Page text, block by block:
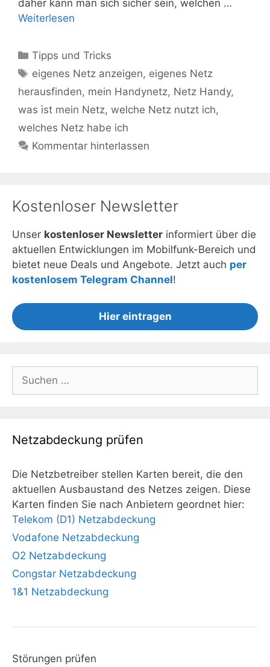
daher kann man sich sicher sein, welchen …
Weiterlesen
Kategorien
Tipps und Tricks
Schlagwörter
eigenes Netz anzeigen, eigenes Netz
herausfinden, mein Handynetz, Netz Handy,
was ist mein Netz, welche Netz nutzt ich,
welches Netz habe ich
Kommentar hinterlassen
Kostenloser Newsletter
Unser kostenloser Newsletter informiert über die
aktuellen Entwicklungen im Mobilfunk-Bereich und
bietet neue Deals und Angebote. Jetzt auch per
kostenlosem Telegram Channel!
Hier eintragen
nach:
Netzabdeckung prüfen
Die Netzbetreiber stellen Karten bereit, die den
aktuellen Ausbaustand des Netzes zeigen. Diese
Karten finden Sie nach Anbietern geordnet hier:
Telekom (D1) Netzabdeckung
Vodafone Netzabdeckung
O2 Netzabdeckung
Congstar Netzabdeckung
1&1 Netzabdeckung
Störungen prüfen